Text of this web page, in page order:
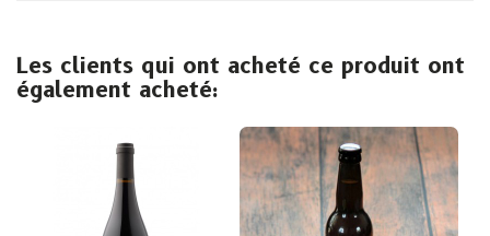
Les clients qui ont acheté ce produit ont
également acheté: